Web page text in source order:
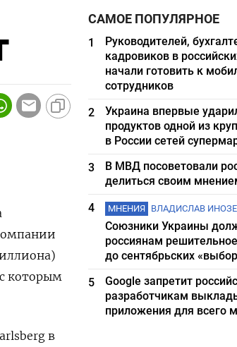
которым
в
САМОЕ ПОПУЛЯРНОЕ
1
Руководителей,
кадровиков в
начали готовить к
сотрудников
2
Украина впервые
продуктов одной из
в России сетей
3
В МВД посоветовали
делиться своим
4
МНЕНИЯ ВЛАДИСЛАВ
Союзники Украины
россиянам
до сентябрьских
5
Google запретит
разработчикам
приложения для всего